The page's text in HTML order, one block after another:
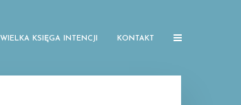
WIELKA KSIĘGA INTENCJI KONTAKT